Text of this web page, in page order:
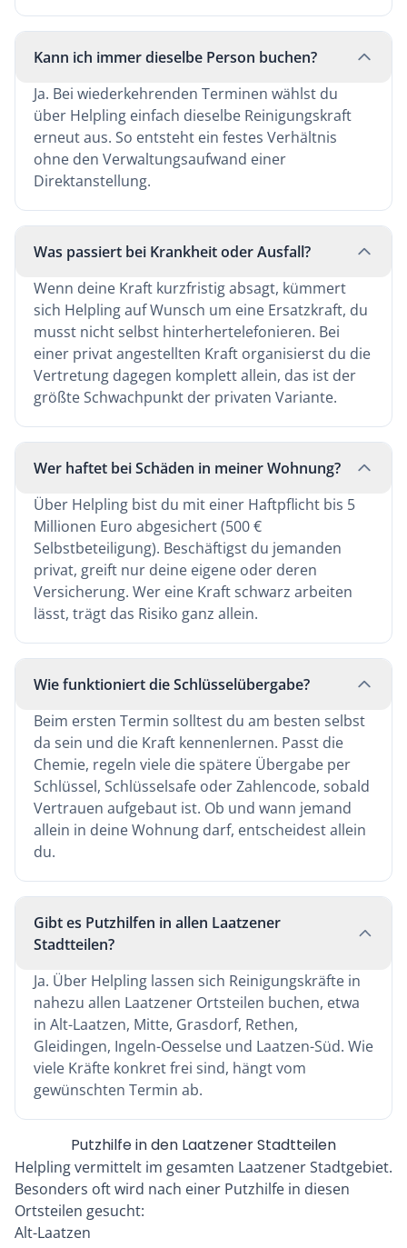
Kann ich immer dieselbe Person buchen?
Ja. Bei wiederkehrenden Terminen wählst du
über Helpling einfach dieselbe Reinigungskraft
erneut aus. So entsteht ein festes Verhältnis
ohne den Verwaltungsaufwand einer
Direktanstellung.
Was passiert bei Krankheit oder Ausfall?
Wenn deine Kraft kurzfristig absagt, kümmert
sich Helpling auf Wunsch um eine Ersatzkraft, du
musst nicht selbst hinterhertelefonieren. Bei
einer privat angestellten Kraft organisierst du die
Vertretung dagegen komplett allein, das ist der
größte Schwachpunkt der privaten Variante.
Wer haftet bei Schäden in meiner Wohnung?
Über Helpling bist du mit einer Haftpflicht bis 5
Millionen Euro abgesichert (500 €
Selbstbeteiligung). Beschäftigst du jemanden
privat, greift nur deine eigene oder deren
Versicherung. Wer eine Kraft schwarz arbeiten
lässt, trägt das Risiko ganz allein.
Wie funktioniert die Schlüsselübergabe?
Beim ersten Termin solltest du am besten selbst
da sein und die Kraft kennenlernen. Passt die
Chemie, regeln viele die spätere Übergabe per
Schlüssel, Schlüsselsafe oder Zahlencode, sobald
Vertrauen aufgebaut ist. Ob und wann jemand
allein in deine Wohnung darf, entscheidest allein
du.
Gibt es Putzhilfen in allen Laatzener
Stadtteilen?
Ja. Über Helpling lassen sich Reinigungskräfte in
nahezu allen Laatzener Ortsteilen buchen, etwa
in Alt-Laatzen, Mitte, Grasdorf, Rethen,
Gleidingen, Ingeln-Oesselse und Laatzen-Süd. Wie
viele Kräfte konkret frei sind, hängt vom
gewünschten Termin ab.
Putzhilfe in den Laatzener Stadtteilen
Helpling vermittelt im gesamten Laatzener Stadtgebiet.
Besonders oft wird nach einer Putzhilfe in diesen
Ortsteilen gesucht:
Alt-Laatzen